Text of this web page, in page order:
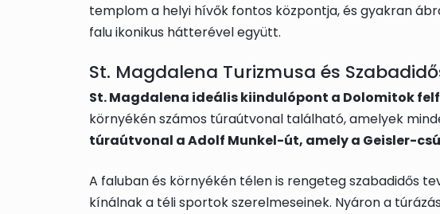
templom a helyi hívők fontos központja, és gyakran
falu ikonikus hátterével együtt.
St. Magdalena Turizmusa és
St. Magdalena ideális kiindulópont a Dolomitok
környékén számos túraútvonal található, amelyek
túraútvonal a Adolf Munkel-út, amely a Geisler-
A faluban és környékén télen is rengeteg szabadidős
kínálnak a téli sportok szerelmeseinek. Nyáron a